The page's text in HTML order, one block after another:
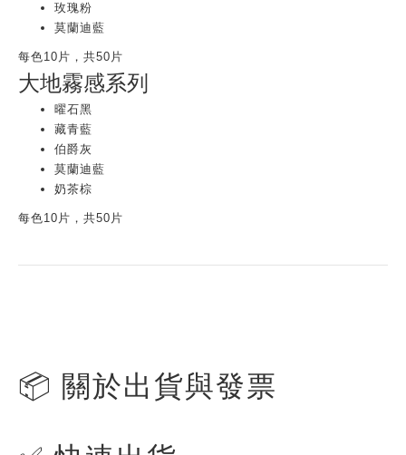
玫瑰粉
莫蘭迪藍
每色10片，共50片
大地霧感系列
曜石黑
藏青藍
伯爵灰
莫蘭迪藍
奶茶棕
每色10片，共50片
📦 關於出貨與發票